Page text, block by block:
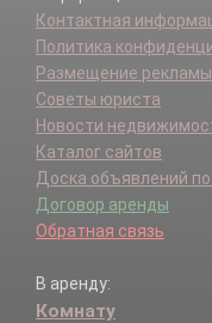
Контактная
Политика
Размещение рекламы
Советы юриста
Новости
Каталог сайтов
Доска объявлений
Договор аренды
Обратная связь
В аренду:
Комнату